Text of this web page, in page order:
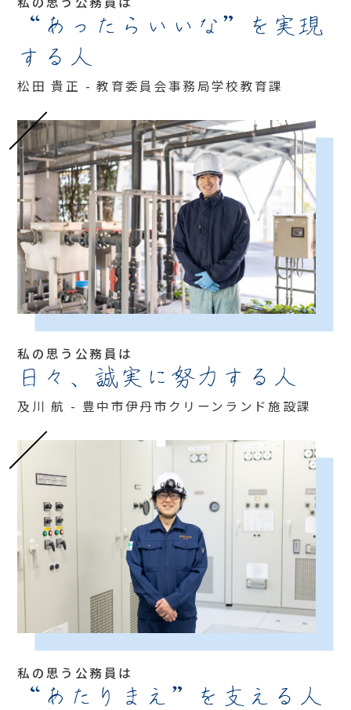
“あったらいいな”を実現
する人
松田 貴正 - 教育委員会事務局学校教育課
私の思う公務員は
日々、誠実に努力する人
及川 航 - 豊中市伊丹市クリーンランド施設課
私の思う公務員は
“あたりまえ”を支える人